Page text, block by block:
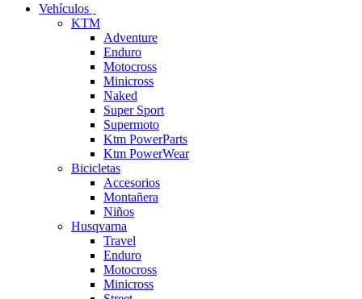
Vehículos
KTM
Adventure
Enduro
Motocross
Minicross
Naked
Super Sport
Supermoto
Ktm PowerParts
Ktm PowerWear
Bicicletas
Accesorios
Montañera
Niños
Husqvarna
Travel
Enduro
Motocross
Minicross